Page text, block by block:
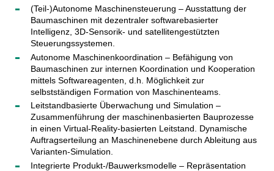
(Teil-)Autonome Maschinensteuerung – Ausstattung der
Baumaschinen mit dezentraler softwarebasierter
Intelligenz, 3D-Sensorik- und satellitengestützten
Steuerungssystemen.
Autonome Maschinenkoordination – Befähigung von
Baumaschinen zur internen Koordination und Kooperation
mittels Softwareagenten, d.h. Möglichkeit zur
selbstständigen Formation von Maschinenteams.
Leitstandbasierte Überwachung und Simulation –
Zusammenführung der maschinenbasierten Bauprozesse
in einen Virtual-Reality-basierten Leitstand. Dynamische
Auftragserteilung an Maschinenebene durch Ableitung aus
Varianten-Simulation.
Integrierte Produkt-/Bauwerksmodelle – Repräsentation